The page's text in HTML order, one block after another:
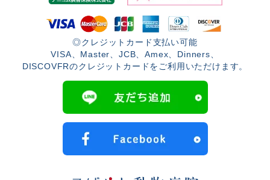
◎クレジットカード支払い可能
VISA、Master、JCB、Amex、Dinners、
DISCOVFRのクレジットカードをご利用いただけます。